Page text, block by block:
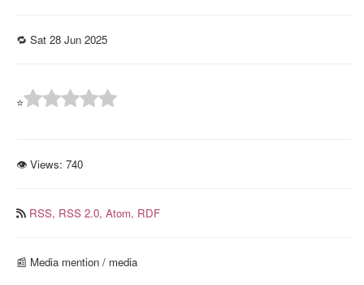
🔁 Sat 28 Jun 2025
⭐
👁 Views: 740
RSS, RSS 2.0, Atom, RDF
📰️ Media mention / media